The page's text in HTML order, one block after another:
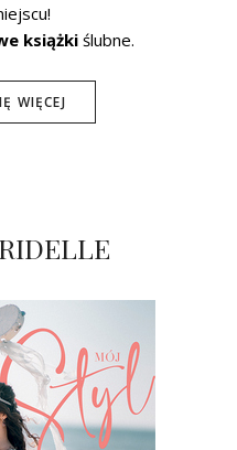
książki ślubne.
WIĘCEJ